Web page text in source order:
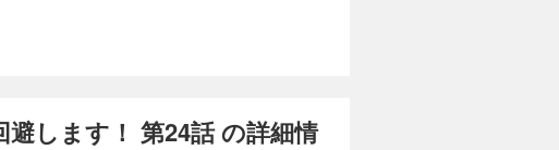
します！ 第24話 の詳細情